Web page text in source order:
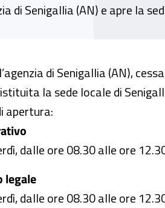
di Senigallia (AN) e apre la
di Senigallia (AN),
la sede locale di
apertura:
dalle ore 08.30 alle ore
legale
dalle ore 08.30 alle ore